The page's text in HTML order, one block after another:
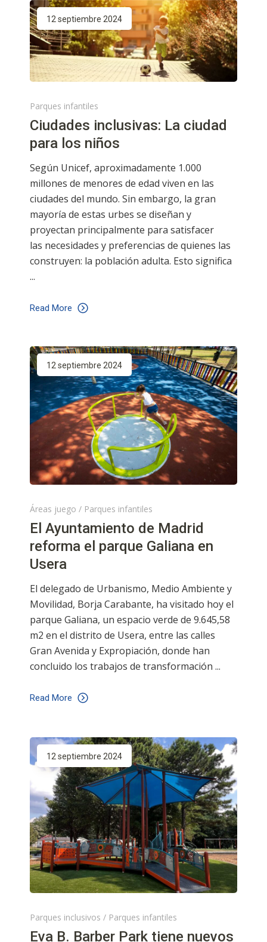
12 septiembre 2024
Parques infantiles
Ciudades inclusivas: La ciudad
para los niños
Según Unicef, aproximadamente 1.000
millones de menores de edad viven en las
ciudades del mundo. Sin embargo, la gran
mayoría de estas urbes se diseñan y
proyectan principalmente para satisfacer
las necesidades y preferencias de quienes las
construyen: la población adulta. Esto significa
Read More
12 septiembre 2024
Áreas juego / Parques infantiles
El Ayuntamiento de Madrid
reforma el parque Galiana en
Usera
El delegado de Urbanismo, Medio Ambiente y
Movilidad, Borja Carabante, ha visitado hoy el
parque Galiana, un espacio verde de 9.645,58
m2 en el distrito de Usera, entre las calles
Gran Avenida y Expropiación, donde han
concluido los trabajos de transformación
Read More
12 septiembre 2024
Parques inclusivos / Parques infantiles
Eva B. Barber Park tiene nuevos